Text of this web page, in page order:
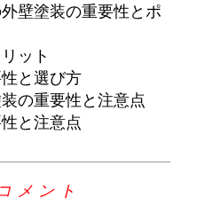
壁塗装の重要性とポ
ット
と選び方
の重要性と注意点
と注意点
メント